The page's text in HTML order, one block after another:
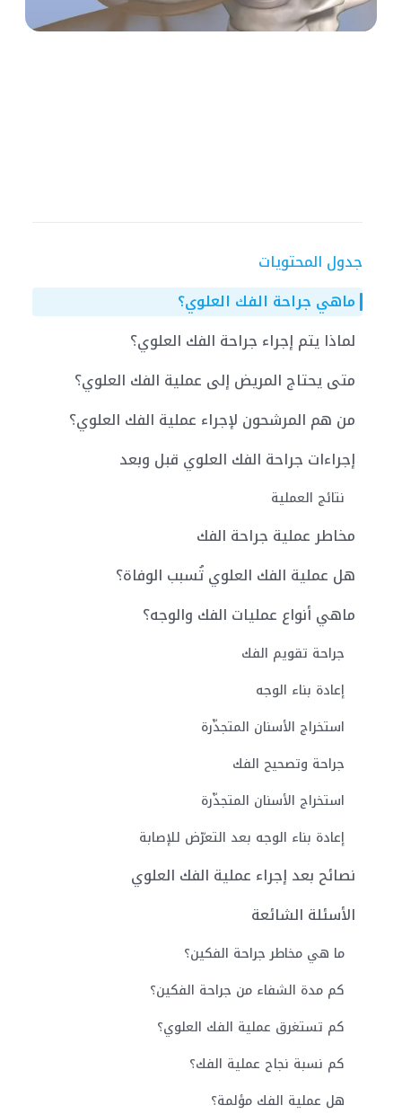
جدول المحتويات
ماهي جراحة الفك العلوي؟
لماذا يتم إجراء جراحة الفك العلوي؟
متى يحتاج المريض إلى عملية الفك العلوي؟
من هم المرشحون لإجراء عملية الفك العلوي؟
إجراءات جراحة الفك العلوي قبل وبعد
نتائج العملية
مخاطر عملية جراحة الفك
هل عملية الفك العلوي تُسبب الوفاة؟
ماهي أنواع عمليات الفك والوجه؟
جراحة تقويم الفك
إعادة بناء الوجه
استخراج الأسنان المتجذّرة
جراحة وتصحيح الفك
استخراج الأسنان المتجذّرة
إعادة بناء الوجه بعد التعرّض للإصابة
نصائح بعد إجراء عملية الفك العلوي
الأسئلة الشائعة
ما هي مخاطر جراحة الفكين؟
كم مدة الشفاء من جراحة الفكين؟
كم تستغرق عملية الفك العلوي؟
كم نسبة نجاح عملية الفك؟
هل عملية الفك مؤلمة؟